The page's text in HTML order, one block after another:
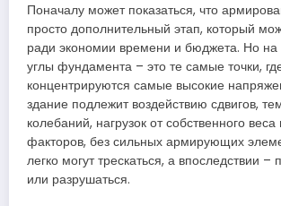
Поначалу может показаться, что
просто дополнительный этап, который
ради экономии времени и бюджета. Но
углы фундамента – это те самые точки,
концентрируются самые высокие
здание подлежит воздействию сдвигов,
колебаний, нагрузок от собственного
факторов, без сильных армирующих
легко могут трескаться, а впоследствии –
или разрушаться.